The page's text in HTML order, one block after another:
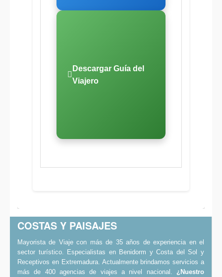
Descargar Guía del
Viajero
COSTAS Y PAISAJES
Mayorista de Viaje con más de 35 años de experiencia en el
sector turístico. Especialistas en Benidorm y Costa del Sol y
Receptivos en Extremadura. Actualmente brindamos servicios a
más de 400 agencias de viajes a nivel nacional. ¿Nuestro